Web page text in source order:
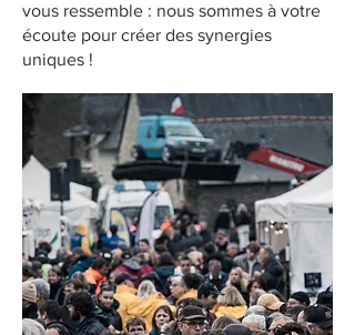
vous ressemble : nous sommes à votre
écoute pour créer des synergies
uniques !